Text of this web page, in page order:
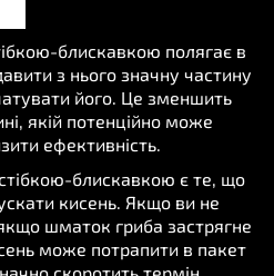
блискавкою полягає в
з нього значну частину
його. Це зменшить
якій потенційно може
ефективність.
блискавкою є те, що
кисень. Якщо ви не
шматок гриба застрягне
може потрапити в пакет